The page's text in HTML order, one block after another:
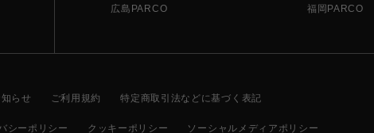
広島PARCO
福岡PARCO
らせ ご利用規約 特定商取引法などに基づく表記
シーポリシー クッキーポリシー ソーシャルメディアポリシー